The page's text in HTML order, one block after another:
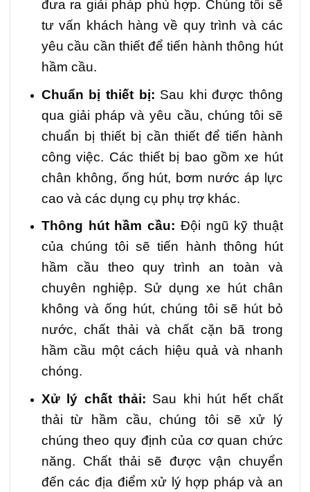
đưa ra giải pháp phù hợp. Chúng tôi sẽ
tư vấn khách hàng về quy trình và các
yêu cầu cần thiết để tiến hành thông hút
hầm cầu.
Chuẩn bị thiết bị: Sau khi được thông
qua giải pháp và yêu cầu, chúng tôi sẽ
chuẩn bị thiết bị cần thiết để tiến hành
công việc. Các thiết bị bao gồm xe hút
chân không, ống hút, bơm nước áp lực
cao và các dụng cụ phụ trợ khác.
Thông hút hầm cầu: Đội ngũ kỹ thuật
của chúng tôi sẽ tiến hành thông hút
hầm cầu theo quy trình an toàn và
chuyên nghiệp. Sử dụng xe hút chân
không và ống hút, chúng tôi sẽ hút bỏ
nước, chất thải và chất cặn bã trong
hầm cầu một cách hiệu quả và nhanh
chóng.
Xử lý chất thải: Sau khi hút hết chất
thải từ hầm cầu, chúng tôi sẽ xử lý
chúng theo quy định của cơ quan chức
năng. Chất thải sẽ được vận chuyển
đến các địa điểm xử lý hợp pháp và an